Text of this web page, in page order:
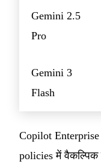
Gemini 2.5
Pro
Gemini 3
Flash
Copilot
policies में वैकल्पिक